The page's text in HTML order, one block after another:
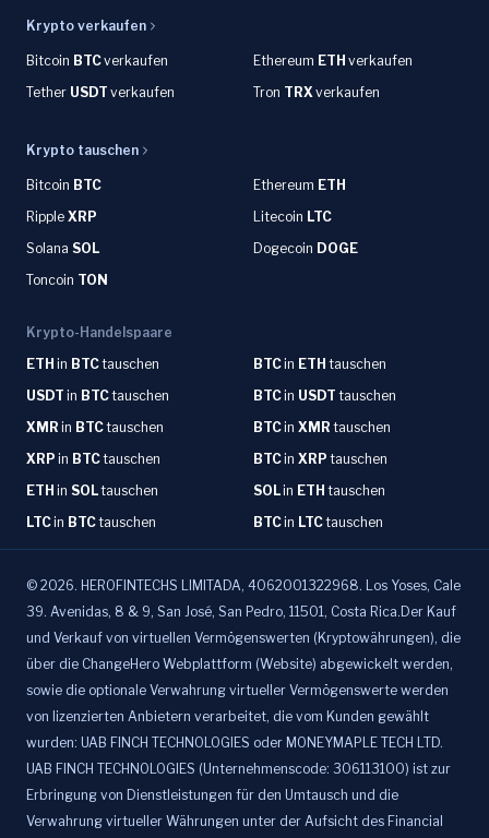
Krypto verkaufen
Bitcoin BTCverkaufen Ethereum ETH verkaufen
Tether USDT verkaufen Tron TRXverkaufen
Krypto tauschen
Bitcoin BTC Ethereum ETH
Ripple XRP Litecoin LTC
Solana SOL Dogecoin DOGE
Toncoin TON
Krypto-Handelspaare
ETH in BTCtauschen BTCin ETH tauschen
USDT in BTCtauschen BTCin USDT tauschen
XMR in BTCtauschen BTCin XMR tauschen
XRP in BTCtauschen BTCin XRP tauschen
ETH in SOLtauschen SOLin ETH tauschen
LTCin BTCtauschen BTCin LTCtauschen
© 2026. HEROFINTECHS LIMITADA, 4062001322968. Los Yoses, Cale
39. Avenidas, 8 & 9, San José, San Pedro, 11501, Costa Rica.Der Kauf
und Verkauf von virtuellen Vermögenswerten (Kryptowährungen), die
über die ChangeHero Webplattform (Website) abgewickelt werden,
sowie die optionale Verwahrung virtueller Vermögenswerte werden
von lizenzierten Anbietern verarbeitet, die vom Kunden gewählt
wurden: UAB FINCH TECHNOLOGIES oder MONEYMAPLE TECH LTD.
UAB FINCH TECHNOLOGIES (Unternehmenscode: 306113100) ist zur
Erbringung von Dienstleistungen für den Umtausch und die
Verwahrung virtueller Währungen unter der Aufsicht des Financial